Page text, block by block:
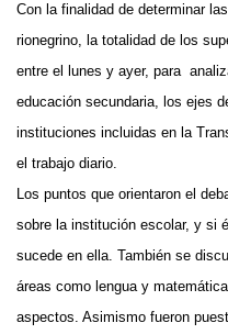
Con la finalidad de determinar
rionegrino, la totalidad de los
entre el lunes y ayer, para
educación secundaria, los ejes
instituciones incluidas en la
el trabajo diario.
Los puntos que orientaron el
sobre la institución escolar, y si
sucede en ella. También se
áreas como lengua y
aspectos. Asimismo fueron